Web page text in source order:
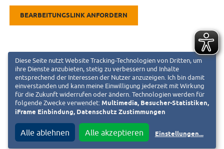
BEARBEITUNGSLINK ANFORDERN
Diese Seite nutzt Website Tracking-Technologien von Dritten, um
ihre Dienste anzubieten, stetig zu verbessern und Inhalte
entsprechend der Interessen der Nutzer anzuzeigen. Ich bin damit
einverstanden und kann meine Einwilligung jederzeit mit Wirkung
für die Zukunft widerrufen oder ändern. Technologien werden für
folgende Zwecke verwendet: Multimedia, Besucher-Statistiken,
iFrame Einbindung, Datenschutz Zustimmungen
Alle ablehnen Alle akzeptieren Einstellungen...